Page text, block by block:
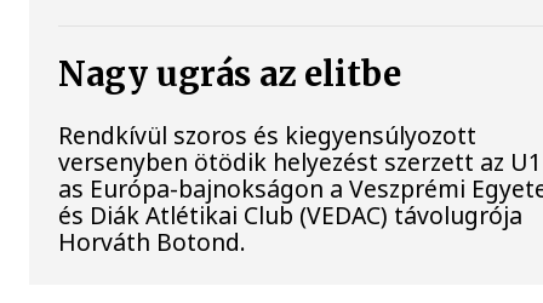
Nagy ugrás az elitbe
Rendkívül szoros és kiegyensúlyozott
versenyben ötödik helyezést szerzett az
as Európa-bajnokságon a Veszprémi
és Diák Atlétikai Club (VEDAC) távolugrója
Horváth Botond.